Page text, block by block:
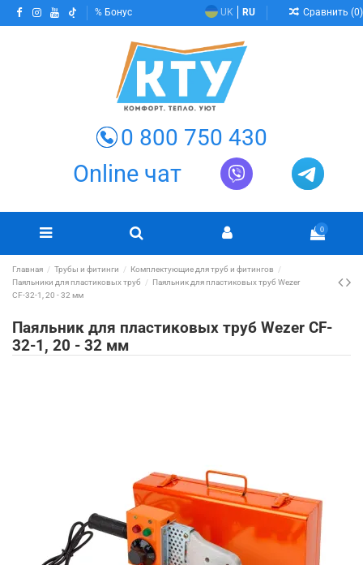
Бонус UK RU Сравнить (0)
0 800 750 430
Online чат
0
Главная Трубы и фитинги
Комплектующие для труб и фитингов
Паяльники для пластиковых труб
Паяльник для пластиковых труб Wezer
CF-32-1, 20 - 32 мм
Паяльник для пластиковых труб Wezer CF-
32-1, 20 - 32 мм